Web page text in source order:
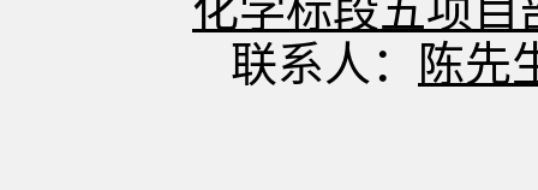
化学标段五项目
联系人：
陈先